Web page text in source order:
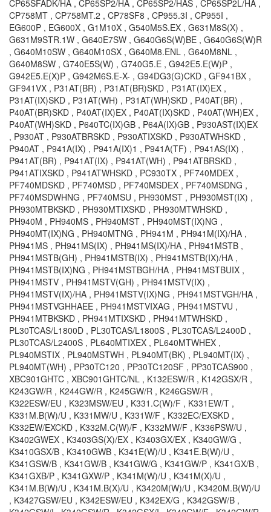
CP65SFADK/HA , CP65SP2/HA , CP65SP2/HAS , CP65SP2L/HA ,
CP758MT , CP758MT.2 , CP78SF8 , CP955.3I , CP955I ,
EG600P , EG600X , G1M10X , G540M5S.EX , G631M8S(X) ,
G631M9STR.1W , G640E7SW , G640G6S(W)BE , G640G6S(W)R
, G640M10SW , G640M10SX , G640M8.ENL , G640M8NL ,
G640M8SW , G740E5S(W) , G740G5.E , G942E5.E(W)P ,
G942E5.E(X)P , G942M6S.E-X- , G94DG3(G)CKD , GF941BX ,
GF941VX , P31AT(BR) , P31AT(BR)SKD , P31AT(IX)EX ,
P31AT(IX)SKD , P31AT(WH) , P31AT(WH)SKD , P40AT(BR) ,
P40AT(BR)SKD , P40AT(IX)EX , P40AT(IX)SKD , P40AT(WH)EX ,
P40AT(WH)SKD , P640TC(IX)GB , P64A(IX)GB , P930AST(IX)EX
, P930AT , P930ATBRSKD , P930ATIXSKD , P930ATWHSKD ,
P940AT , P941A(IX) , P941A(IX)1 , P941A(TF) , P941AS(IX) ,
P941AT(BR) , P941AT(IX) , P941AT(WH) , P941ATBRSKD ,
P941ATIXSKD , P941ATWHSKD , PC930TX , PF740MDEX ,
PF740MDSKD , PF740MSD , PF740MSDEX , PF740MSDNG ,
PF740MSDWHNG , PF740MSU , PH930MST , PH930MST(IX) ,
PH930MTBKSKD , PH930MTIXSKD , PH930MTWHSKD ,
PH940M , PH940MS , PH940MST , PH940MST(IX)NG ,
PH940MT(IX)NG , PH940MTNG , PH941M , PH941M(IX)/HA ,
PH941MS , PH941MS(IX) , PH941MS(IX)/HA , PH941MSTB ,
PH941MSTB(GH) , PH941MSTB(IX) , PH941MSTB(IX)/HA ,
PH941MSTB(IX)NG , PH941MSTBGH/HA , PH941MSTBUIX ,
PH941MSTV , PH941MSTV(GH) , PH941MSTV(IX) ,
PH941MSTV(IX)/HA , PH941MSTV(IX)NG , PH941MSTVGH/HA ,
PH941MSTVGHHAEE , PH941MSTVIXAG , PH941MSTVU ,
PH941MTBKSKD , PH941MTIXSKD , PH941MTWHSKD ,
PL30TCAS/L1800D , PL30TCAS/L1800S , PL30TCAS/L2400D ,
PL30TCAS/L2400S , PL640MTIXEX , PL640MTWHEX ,
PL940MSTIX , PL940MSTWH , PL940MT(BK) , PL940MT(IX) ,
PL940MT(WH) , PP30TC120 , PP30TC120SF , PP30TCAS900 ,
XBC901GHTC , XBC901GHTC/NL , K132ESW/R , K142GSX/R ,
K243GW/R , K244GW/R , K245GW/R , K246GSW/R ,
K322ESW/EU , K323MSW/EU , K331.C(W)/F , K331EW/T ,
K331M.B(W)/U , K331MW/U , K331W/F , K332EC/EXSKD ,
K332EW/EXCKD , K332M.C(W)/F , K332MW/F , K336PSW/U ,
K3402GWEX , K3403GS(X)/EX , K3403GX/EX , K340GW/G ,
K3410GSX/B , K3410GWB , K341E(W)/U , K341E.B(W)/U ,
K341GSW/B , K341GW/B , K341GW/G , K341GW/P , K341GX/B ,
K341GXB/P , K341GXW/P , K341M(W)/U , K341M(X)/U ,
K341M.B(W)/U , K341M.B(X)/U , K3420M(W)/U , K3420M.B(W)/U
, K3427GSW/EU , K342ESW/EU , K342EX/G , K342GSW/B ,